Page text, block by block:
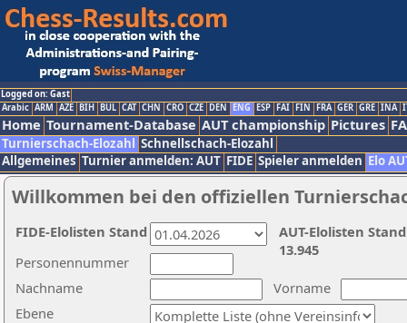
Logged on: Gast
Arabic ARM AZE BIH BUL CAT CHN CRO CZE DEN ENG ESP FAI FIN FRA GER GRE INA
Home Tournament-Database AUT championship Pictures
Turnierschach-Elozahl Schnellschach-Elozahl
Allgemeines Turnier anmelden: AUT FIDE Spieler anmelden Elo
Willkommen bei den offiziellen
Nachname
Vorname
Ebene
Personennummer
AUT-Elolisten
13.945
FIDE-Elolisten Stand